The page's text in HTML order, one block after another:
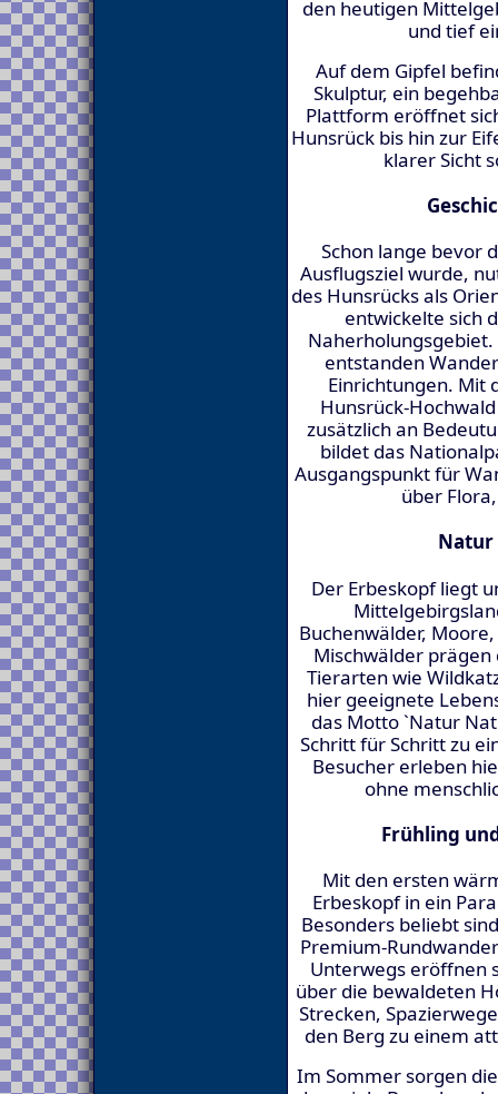
den heutigen
und tief
Auf dem Gipfel
Skulptur, ein
Plattform eröffnet
Hunsrück bis hin zur
klarer Sicht
Schon lange bevor
Ausflugsziel wurde,
des Hunsrücks als
entwickelte sich
entstanden
Einrichtungen. Mit
Hunsrück-
zusätzlich an
bildet das
Ausgangspunkt für
über
Natur
Der Erbeskopf liegt
Buchenwälder,
Mischwälder prägen
Tierarten wie
hier geeignete
das Motto `Natur
Schritt für Schritt zu
Besucher erleben
ohne
Frühling
Mit den ersten
Erbeskopf in ein
Besonders beliebt
Premium-
Unterwegs eröffnen
über die bewaldeten
Strecken,
den Berg zu einem
Im Sommer sorgen